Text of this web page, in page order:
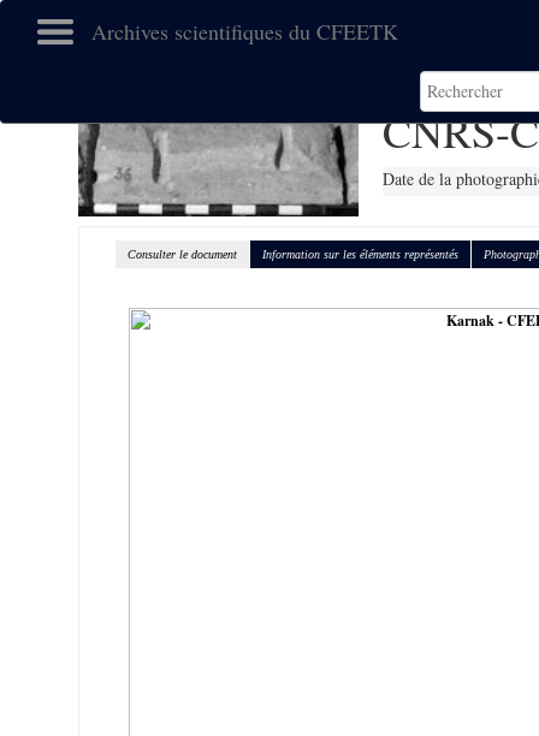
Archives scientifiques du CFEETK
CNRS-
Date de la
Consulter le document Information sur les éléments représentés